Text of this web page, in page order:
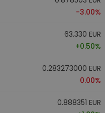
-3.00%
63.330 EUR
+0.50%
0.283273000 EUR
0.00%
0.888351 EUR